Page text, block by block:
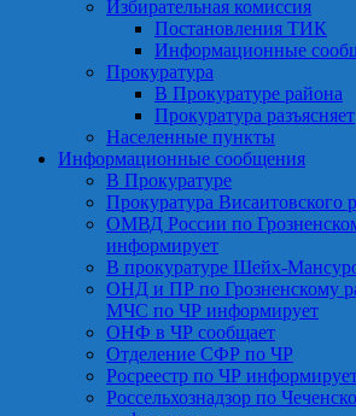
Избирательная комиссия
Постановления ТИК
Информационные
Прокуратура
В Прокуратуре района
Прокуратура разъясняет
Населенные пункты
Информационные сообщения
В Прокуратуре
Прокуратура Висаитовского
ОМВД России по
информирует
В прокуратуре Шейх-
ОНД и ПР по Грозненскому
МЧС по ЧР информирует
ОНФ в ЧР сообщает
Отделение СФР по ЧР
Росреестр по ЧР
Россельхознадзор по